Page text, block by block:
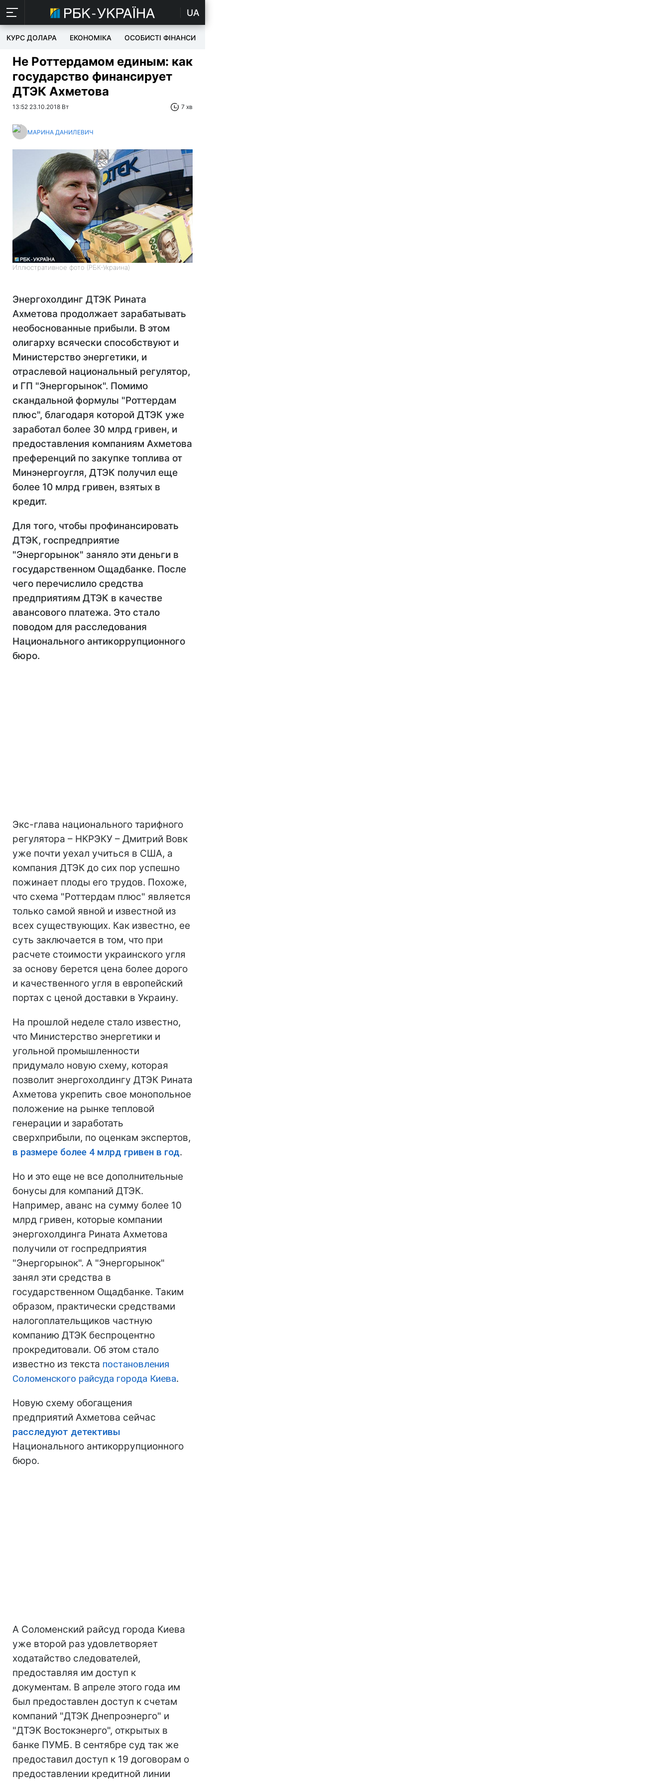
UA
КУРС ДОЛАРА ЕКОНОМІКА ОСОБИСТІ ФІНАНСИ
Не Роттердамом единым: как
государство финансирует
ДТЭК Ахметова
13:52 23.10.2018 Вт 7 хв
МАРИНА ДАНИЛЕВИЧ
Иллюстративное фото (РБК-Украина)
Энергохолдинг ДТЭК Рината
Ахметова продолжает зарабатывать
необоснованные прибыли. В этом
олигарху всячески способствуют и
Министерство энергетики, и
отраслевой национальный регулятор,
и ГП "Энергорынок". Помимо
скандальной формулы "Роттердам
плюс", благодаря которой ДТЭК уже
заработал более 30 млрд гривен, и
предоставления компаниям Ахметова
преференций по закупке топлива от
Минэнергоугля, ДТЭК получил еще
более 10 млрд гривен, взятых в
кредит.
Для того, чтобы профинансировать
ДТЭК, госпредприятие
"Энергорынок" заняло эти деньги в
государственном Ощадбанке. После
чего перечислило средства
предприятиям ДТЭК в качестве
авансового платежа. Это стало
поводом для расследования
Национального антикоррупционного
бюро.
Экс-глава национального тарифного
регулятора – НКРЭКУ – Дмитрий Вовк
уже почти уехал учиться в США, а
компания ДТЭК до сих пор успешно
пожинает плоды его трудов. Похоже,
что схема "Роттердам плюс" является
только самой явной и известной из
всех существующих. Как известно, ее
суть заключается в том, что при
расчете стоимости украинского угля
за основу берется цена более дорого
и качественного угля в европейский
портах с ценой доставки в Украину.
На прошлой неделе стало известно,
что Министерство энергетики и
угольной промышленности
придумало новую схему, которая
позволит энергохолдингу ДТЭК Рината
Ахметова укрепить свое монопольное
положение на рынке тепловой
генерации и заработать
сверхприбыли, по оценкам экспертов,
в размере более 4 млрд гривен в год.
Но и это еще не все дополнительные
бонусы для компаний ДТЭК.
Например, аванс на сумму более 10
млрд гривен, которые компании
энергохолдинга Рината Ахметова
получили от госпредприятия
"Энергорынок". А "Энергорынок"
занял эти средства в
государственном Ощадбанке. Таким
образом, практически средствами
налогоплательщиков частную
компанию ДТЭК беспроцентно
прокредитовали. Об этом стало
известно из текста постановления
Соломенского райсуда города Киева.
Новую схему обогащения
предприятий Ахметова сейчас
расследуют детективы
Национального антикоррупционного
бюро.
А Соломенский райсуд города Киева
уже второй раз удовлетворяет
ходатайство следователей,
предоставляя им доступ к
документам. В апреле этого года им
был предоставлен доступ к счетам
компаний "ДТЭК Днепроэнерго" и
"ДТЭК Востокэнерго", открытых в
банке ПУМБ. В сентябре суд так же
предоставил доступ к 19 договорам о
предоставлении кредитной линии